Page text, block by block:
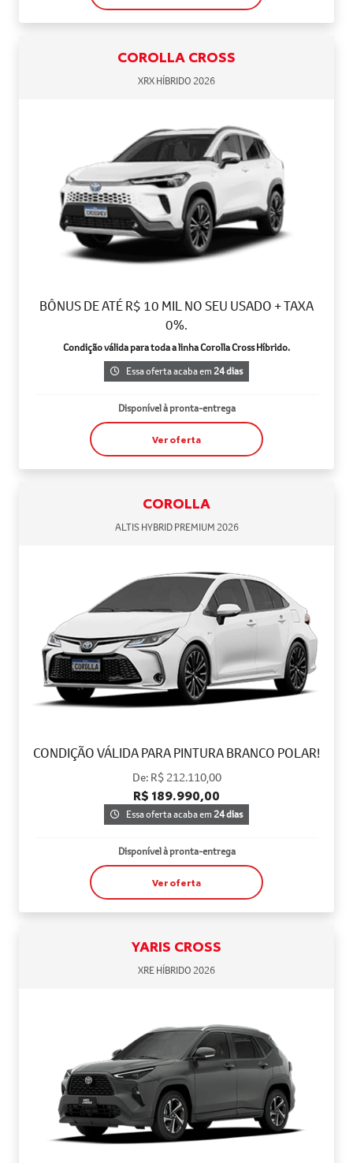
COROLLA CROSS
XRX HÍBRIDO 2026
BÔNUS DE ATÉ R$ 10 MIL NO SEU USADO + TAXA
0%.
Condição válida para toda a linha Corolla Cross Híbrido.
Essa oferta acaba em24 dias
Disponível à pronta-entrega
Ver oferta
COROLLA
ALTIS HYBRID PREMIUM 2026
CONDIÇÃO VÁLIDA PARA PINTURA BRANCO POLAR!
De: R$ 212.110,00
R$ 189.990,00
Essa oferta acaba em24 dias
Disponível à pronta-entrega
Ver oferta
YARIS CROSS
XRE HÍBRIDO 2026